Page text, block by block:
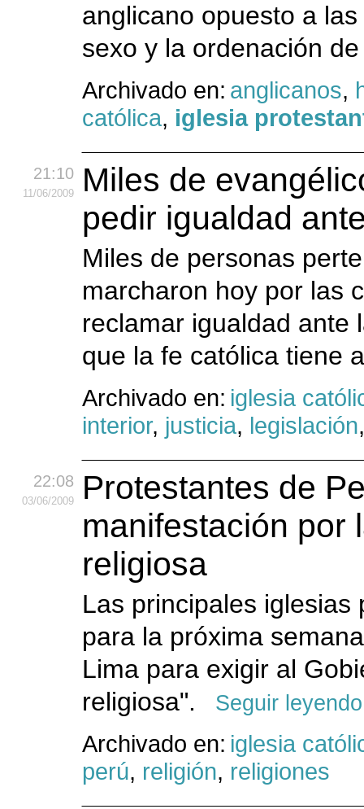
anglicano opuesto a
sexo y la ordenación
Archivado en: anglicanos,
católica, iglesia
21:10
11/06/2009
Miles de
pedir igualdad
Miles de personas
marcharon hoy por las
reclamar igualdad ante
que la fe católica tiene
Archivado en: iglesia
interior, justicia, legislación
22:08
03/06/2009
Protestantes de
manifestación por
religiosa
Las principales
para la próxima
Lima para exigir al
religiosa".
Seguir leyendo
Archivado en: iglesia
perú, religión, religiones